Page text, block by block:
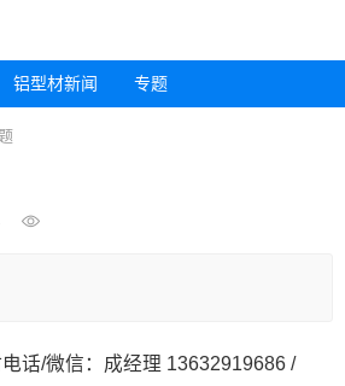
铝型材新闻 专题
话/微信：成经理 13632919686 /